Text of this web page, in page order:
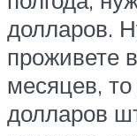
долларов.
проживете
месяцев, то
долларов